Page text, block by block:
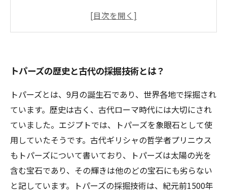
トパーズの採取に必要な機器や技術を解説！
トパーズの歴史と古代の採掘技術とは？
トパーズとは、9月の誕生石であり、世界各地で採掘され
ています。歴史は古く、古代ローマ時代には大切にされ
ていました。エジプトでは、トパーズを象眼石として使
用していたそうです。古代ギリシャの哲学者プリニウス
もトパーズについて書いており、トパーズは太陽の光を
含む宝石であり、その輝きは他のどの宝石にも劣らない
と記しています。トパーズの採掘技術は、紀元前1500年